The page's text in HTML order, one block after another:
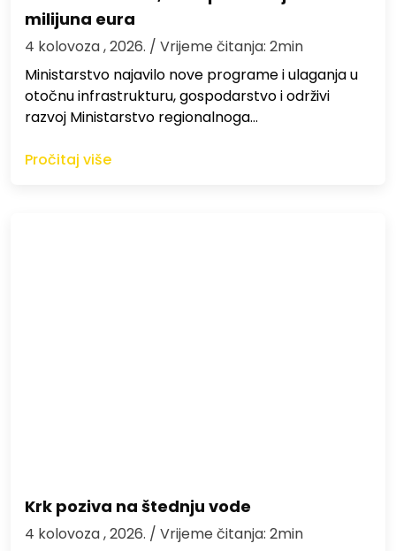
milijuna eura
4 kolovoza , 2026. / Vrijeme čitanja: 2min
Ministarstvo najavilo nove programe i ulaganja u
otočnu infrastrukturu, gospodarstvo i održivi
razvoj Ministarstvo regionalnoga…
Pročitaj više
Krk poziva na štednju vode
4 kolovoza , 2026. / Vrijeme čitanja: 2min